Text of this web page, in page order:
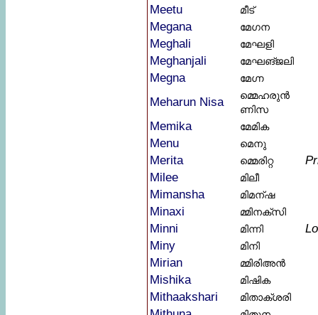
Meetu മീട്
Megana മേഗന
Meghali മേഘളി
Meghanjali മേഘങ്ജലി
Megna മേഗ്ന
Meharun Nisa
മ്മെഹരുൻ
ണിസ
Memika മേമിക
Menu മെനു
Merita മ്മെരിറ്റ
Milee
മിലീ
Mimansha മിമന്ഷ
Minaxi മ്മിനക്സി
Minni മിന്നി
Miny
മിനി
Mirian മ്മിരിഅൻ
Mishika മിഷിക
Mithaakshari മിതാക്ശരി